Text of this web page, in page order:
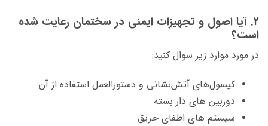
۲. آیا اصول و تجهیزات ایمنی در سختمان رعایت شده
است؟
در مورد موارد زیر سوال کنید:
کپسول‌های آتش‌نشانی و دستورالعمل استفاده از آن
دوربین های دار بسته
سیستم های اطفای حریق